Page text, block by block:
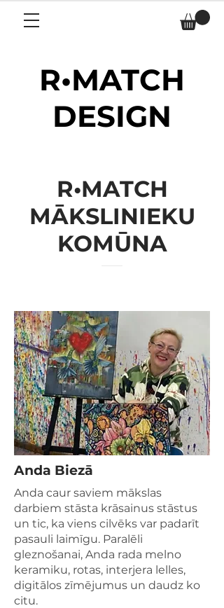
R•MATCH
DESIGN
R•MATCH
MĀKSLINIEKU
KOMŪNA
Anda Biezā
Anda caur saviem mākslas
darbiem stāsta krāsainus stāstus
un tic, ka viens cilvēks var padarīt
pasauli laimīgu. Paralēli
gleznošanai, Anda rada melno
keramiku, rotas, interjera lelles,
digitālos zīmējumus un daudz ko
citu.